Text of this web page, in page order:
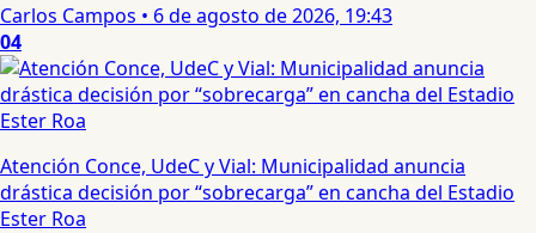
Carlos Campos • 6 de agosto de 2026, 19:43
04
Atención Conce, UdeC y Vial: Municipalidad anuncia
drástica decisión por “sobrecarga” en cancha del Estadio
Ester Roa